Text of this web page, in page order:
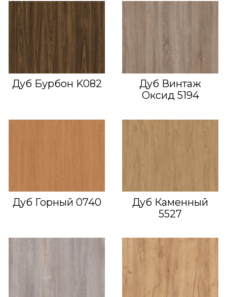
Дуб Бурбон K082
Дуб Винтаж
Оксид 5194
Дуб Горный 0740
Дуб Каменный
5527